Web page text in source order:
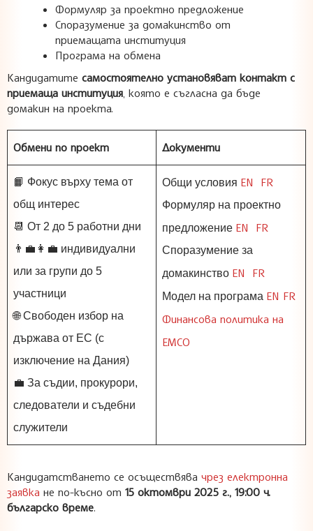
Формуляр за проектно предложение
Споразумение за домакинство от
приемащата институция
Програма на обмена
Кандидатите самостоятелно установяват контакт с
приемаща институция , която е съгласна да бъде
домакин на проекта.
Обмени по проект Документи
📙 Фокус върху тема от
общ интерес
📆 От 2 до 5 работни дни
👨‍💼👩‍💼 индивидуални
или за групи до 5
участници
🌐 Свободен избор на
държава от ЕС (с
изключение на Дания)
💼 За съдии, прокурори,
следователи и съдебни
служители
Общи условия EN FR
Формуляр на проектно
предложение EN FR
Споразумение за
домакинство EN FR
Модел на програма EN FR
Финансова политика на
ЕМСО
Кандидатстването се осъществява чрез електронна
заявка не по-късно от 15 октомври 2025 г., 19:00 ч.
българско време.